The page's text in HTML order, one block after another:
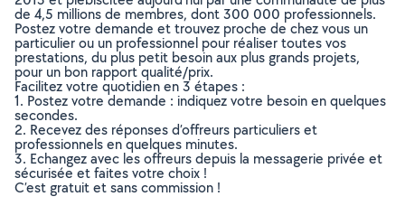
de 4,5 millions de membres, dont 300 000 professionnels.
Postez votre demande et trouvez proche de chez vous un
particulier ou un professionnel pour réaliser toutes vos
prestations, du plus petit besoin aux plus grands projets,
pour un bon rapport qualité/prix.
Facilitez votre quotidien en 3 étapes :
1. Postez votre demande : indiquez votre besoin en quelques
secondes.
2. Recevez des réponses d’offreurs particuliers et
professionnels en quelques minutes.
3. Echangez avec les offreurs depuis la messagerie privée et
sécurisée et faites votre choix !
C’est gratuit et sans commission !